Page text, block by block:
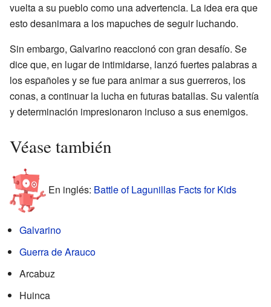
vuelta a su pueblo como una advertencia. La idea era que
esto desanimara a los mapuches de seguir luchando.
Sin embargo, Galvarino reaccionó con gran desafío. Se
dice que, en lugar de intimidarse, lanzó fuertes palabras a
los españoles y se fue para animar a sus guerreros, los
conas, a continuar la lucha en futuras batallas. Su valentía
y determinación impresionaron incluso a sus enemigos.
Véase también
En inglés: Battle of Lagunillas Facts for Kids
Galvarino
Guerra de Arauco
Arcabuz
Huinca